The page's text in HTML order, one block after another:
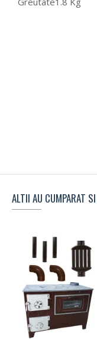
ALTII AU CUMPARAT SI